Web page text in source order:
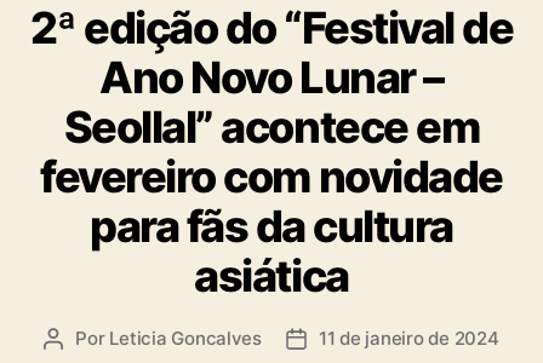
t
e
g
o
r
i
a
2ª edição do “Festival de
Ano Novo Lunar –
Seollal” acontece em
fevereiro com novidade
para fãs da cultura
asiática
A Por Leticia Goncalves
D 11 de janeiro de 2024